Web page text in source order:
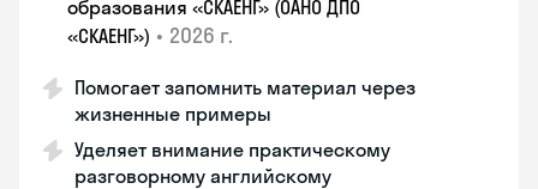
образования «СКАЕНГ» (ОАНО ДПО
«СКАЕНГ») • 2026 г.
Помогает запомнить материал через
жизненные примеры
Уделяет внимание практическому
разговорному английскому